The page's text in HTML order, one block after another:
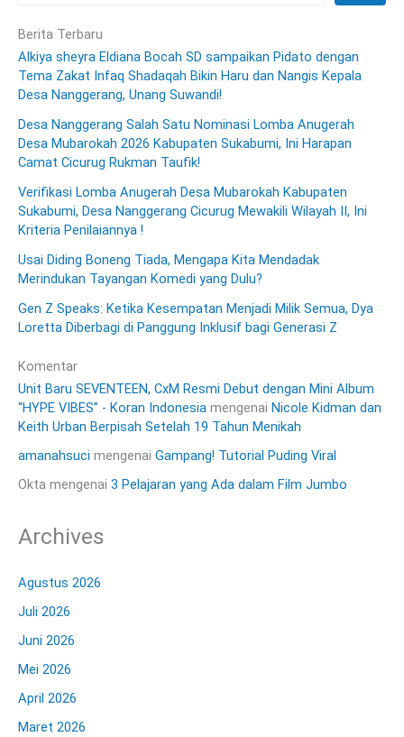
Berita Terbaru
Alkiya sheyra Eldiana Bocah SD sampaikan Pidato dengan
Tema Zakat Infaq Shadaqah Bikin Haru dan Nangis Kepala
Desa Nanggerang, Unang Suwandi!
Desa Nanggerang Salah Satu Nominasi Lomba Anugerah
Desa Mubarokah 2026 Kabupaten Sukabumi, Ini Harapan
Camat Cicurug Rukman Taufik!
Verifikasi Lomba Anugerah Desa Mubarokah Kabupaten
Sukabumi, Desa Nanggerang Cicurug Mewakili Wilayah II, Ini
Kriteria Penilaiannya !
Usai Diding Boneng Tiada, Mengapa Kita Mendadak
Merindukan Tayangan Komedi yang Dulu?
Gen Z Speaks: Ketika Kesempatan Menjadi Milik Semua, Dya
Loretta Diberbagi di Panggung Inklusif bagi Generasi Z
Komentar
Unit Baru SEVENTEEN, CxM Resmi Debut dengan Mini Album
“HYPE VIBES” - Koran Indonesia mengenai Nicole Kidman dan
Keith Urban Berpisah Setelah 19 Tahun Menikah
amanahsuci mengenai Gampang! Tutorial Puding Viral
Okta mengenai 3 Pelajaran yang Ada dalam Film Jumbo
Archives
Agustus 2026
Juli 2026
Juni 2026
Mei 2026
April 2026
Maret 2026